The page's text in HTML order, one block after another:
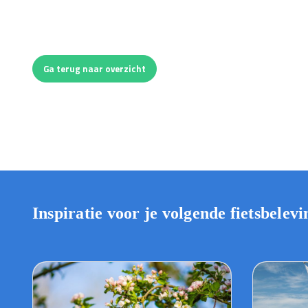
Ga terug naar overzicht
Inspiratie voor je volgende